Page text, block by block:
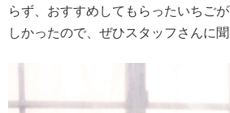
らず、おすすめしてもらったいちご
しかったので、ぜひスタッフさんに